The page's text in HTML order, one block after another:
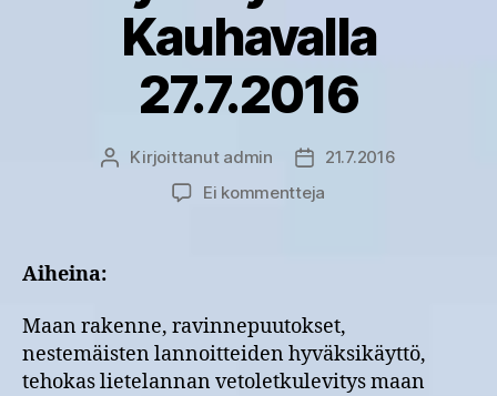
Kauhavalla
27.7.2016
Kirjoittaja
Kirjoittanut admin Julkaisupäivämäärä
21.7.2016
Ei kommentteja
27.7.2016
Aiheina:
Maan rakenne, ravinnepuutokset,
nestemäisten lannoitteiden hyväksikäyttö,
tehokas lietelannan vetoletkulevitys maan